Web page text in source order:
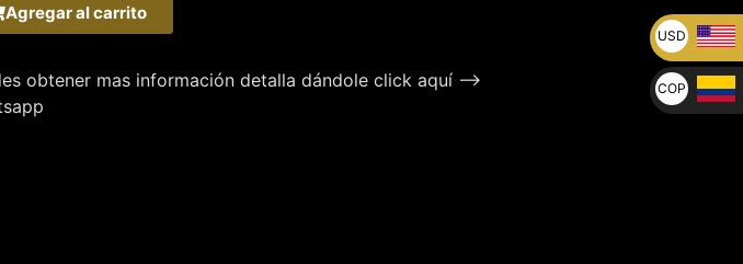
Agregar al carrito
obtener mas información detalla dándole click aquí –>
USD
U$
COP
$